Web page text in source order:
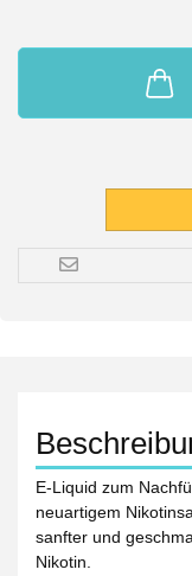
E-Liquid zum
neuartigem
sanfter und
Nikotin.